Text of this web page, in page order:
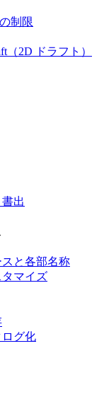
制限
2D ドラフト）
出
と各部名称
マイズ
グ化